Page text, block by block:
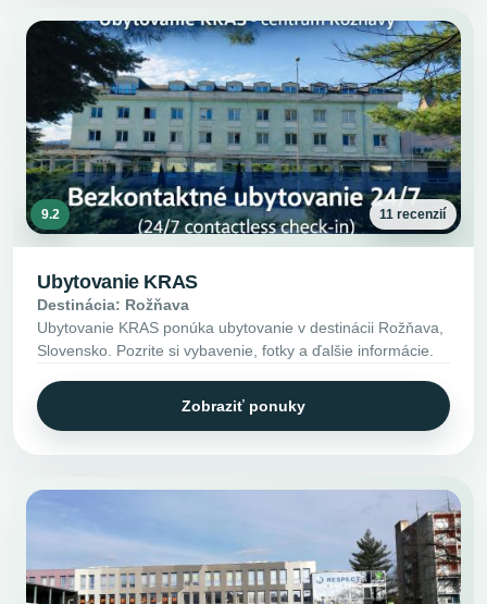
9.2 11 recenzií
Ubytovanie KRAS
Destinácia: Rožňava
Ubytovanie KRAS ponúka ubytovanie v destinácii Rožňava,
Slovensko. Pozrite si vybavenie, fotky a ďalšie informácie.
Zobraziť ponuky